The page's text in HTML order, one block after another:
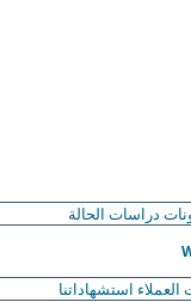
دراسات الحالة
استشهاداتنا